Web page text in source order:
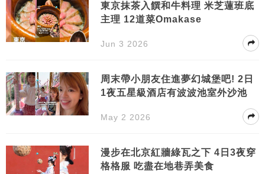
東京抹茶入饌和牛料理 米芝蓮班底
主理 12道菜Omakase
Jun 3 2026
周末帶小朋友住進夢幻城堡吧! 2日
1夜五星級酒店有波波池室外沙池
May 2 2026
漫步在北京紅牆綠瓦之下 4日3夜穿
格格服 吃盡在地巷弄美食